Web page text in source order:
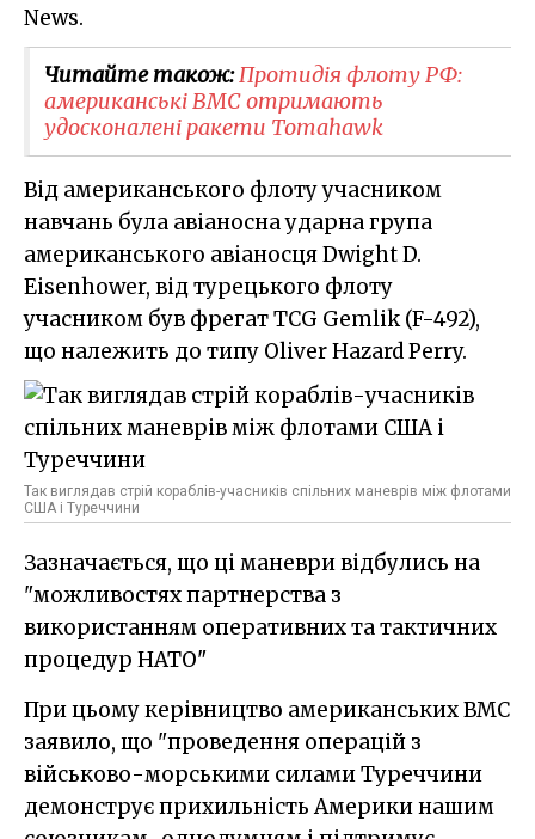
News.
Читайте також:Протидія флоту РФ:
американські ВМС отримають
удосконалені ракети Tomahawk
Від американського флоту учасником
навчань була авіаносна ударна група
американського авіаносця Dwight D.
Eisenhower, від турецького флоту
учасником був фрегат TCG Gemlik (F-492),
що належить до типу Oliver Hazard Perry.
Так виглядав стрій кораблів-учасників спільних маневрів між флотами
США і Туреччини
Зазначається, що ці маневри відбулись на
"можливостях партнерства з
використанням оперативних та тактичних
процедур НАТО"
При цьому керівництво американських ВМС
заявило, що "проведення операцій з
військово-морськими силами Туреччини
демонструє прихильність Америки нашим